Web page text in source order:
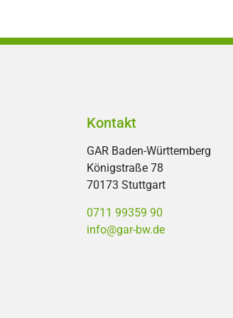
Kontakt
GAR Baden-Württemberg
Königstraße 78
70173 Stuttgart
0711 99359 90
info@gar-bw.de